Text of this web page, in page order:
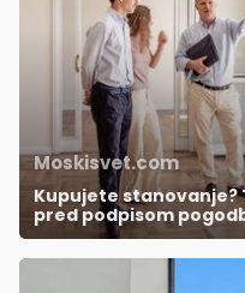
Moskisvet.com
Kupujete
pred podpisom